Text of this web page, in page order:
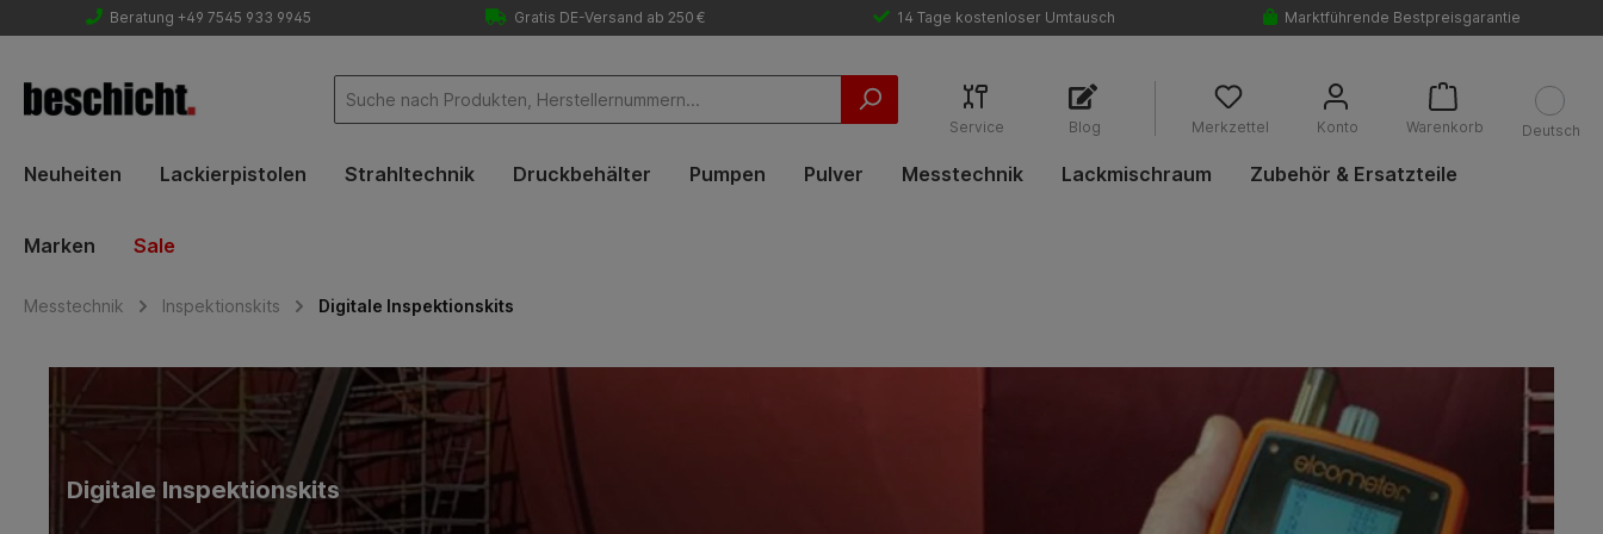
Beratung +49 7545 933 9945 Gratis DE-Versand ab 250 € 14 Tage kostenloser Umtausch Marktführende Bestpreisgarantie
Service Blog Merkzettel Konto Warenkorb Deutsch
Neuheiten Lackierpistolen Strahltechnik Druckbehälter Pumpen Pulver Messtechnik Lackmischraum Zubehör & Ersatzteile
Marken Sale
Messtechnik Inspektionskits Digitale Inspektionskits
Digitale Inspektionskits